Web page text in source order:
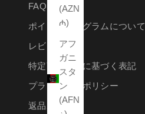
(AZN
₼)
アフ
ガニ
スタ
ン
(AFN
FAQ
ポイントプログラムについて
レビュー方法
特定商取引法に基づく表記
プライバシーポリシー
返品ポリシー